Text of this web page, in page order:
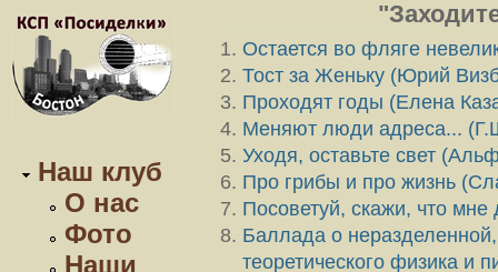
Наш клуб
О нас
Фото
Наши
Остается во фляге
Тост за Женьку (Юрий
Проходят годы (Елена
Меняют люди адреса...
Уходя, оставьте свет
Про грибы и про жизнь
Посоветуй, скажи, что
Баллада о
теоретического физика и